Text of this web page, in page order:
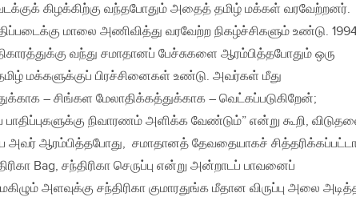
கிழக்கிற்கு வந்தபோதும் அதைத் தமிழ் மக்கள் வரவேற்றனர்.
மாலை அணிவித்து வரவேற்ற நிகழ்ச்சிகளும் உண்டு.
வந்து சமாதானப் பேச்சுகளை ஆரம்பித்தபோதும் ஒரு
மக்களுக்குப் பிரச்சினைகள் உண்டு. அவர்கள் மீது
– சிங்கள மேலாதிக்கத்துக்காக – வெட்கப்படுகிறேன்;
நிவாரணம் அளிக்க வேண்டும்” என்று கூறி,
அவர் ஆரம்பித்தபோது, சமாதானத் தேவதையாகச்
Bag, சந்திரிகா செருப்பு என்று அன்றாடப் பாவனைப்
அளவுக்கு சந்திரிகா குமாரதுங்க மீதான விருப்பு அலை